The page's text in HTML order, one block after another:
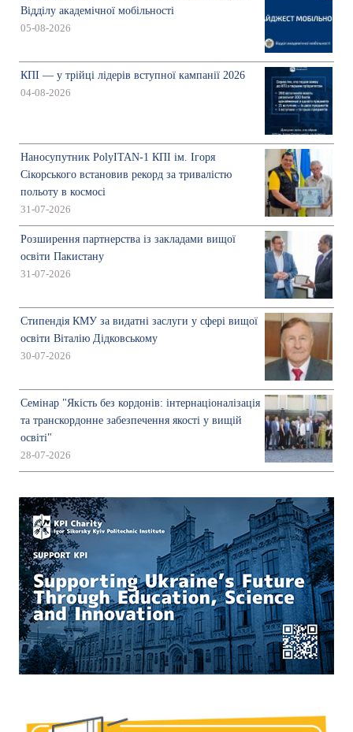
Відділу академічної мобільності
05-08-2026
КПІ — у трійці лідерів вступної кампанії 2026
04-08-2026
Наносупутник PolyITAN-1 КПІ ім. Ігоря
Сікорського встановив рекорд за тривалістю
польоту в космосі
31-07-2026
Розширення партнерства із закладами вищої
освіти Пакистану
31-07-2026
Стипендія КМУ за видатні заслуги у сфері вищої
освіти Віталію Дідковському
30-07-2026
Семінар "Якість без кордонів: інтернаціоналізація
та транскордонне забезпечення якості у вищій
освіті"
28-07-2026